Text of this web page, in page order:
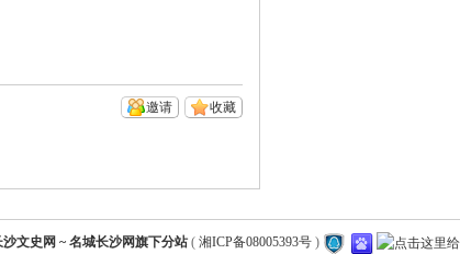
收藏
邀请
文史网 ~ 名城长沙网旗下分站 ( 湘ICP备08005393号 )